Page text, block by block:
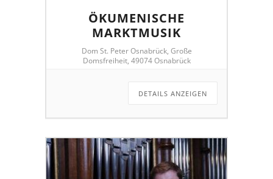
ÖKUMENISCHE
MARKTMUSIK
Dom St. Peter Osnabrück, Große
Domsfreiheit, 49074 Osnabrück
DETAILS ANZEIGEN